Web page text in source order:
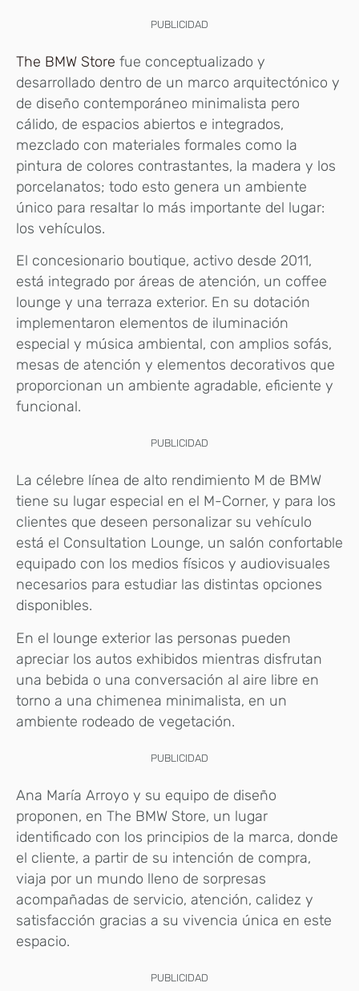
PUBLICIDAD
The BMW Store fue conceptualizado y
desarrollado dentro de un marco arquitectónico y
de diseño contemporáneo minimalista pero
cálido, de espacios abiertos e integrados,
mezclado con materiales formales como la
pintura de colores contrastantes, la madera y los
porcelanatos; todo esto genera un ambiente
único para resaltar lo más importante del lugar:
los vehículos.
El concesionario boutique, activo desde 2011,
está integrado por áreas de atención, un coffee
lounge y una terraza exterior. En su dotación
implementaron elementos de iluminación
especial y música ambiental, con amplios sofás,
mesas de atención y elementos decorativos que
proporcionan un ambiente agradable, eficiente y
funcional.
PUBLICIDAD
La célebre línea de alto rendimiento M de BMW
tiene su lugar especial en el M-Corner, y para los
clientes que deseen personalizar su vehículo
está el Consultation Lounge, un salón confortable
equipado con los medios físicos y audiovisuales
necesarios para estudiar las distintas opciones
disponibles.
En el lounge exterior las personas pueden
apreciar los autos exhibidos mientras disfrutan
una bebida o una conversación al aire libre en
torno a una chimenea minimalista, en un
ambiente rodeado de vegetación.
PUBLICIDAD
Ana María Arroyo y su equipo de diseño
proponen, en The BMW Store, un lugar
identificado con los principios de la marca, donde
el cliente, a partir de su intención de compra,
viaja por un mundo lleno de sorpresas
acompañadas de servicio, atención, calidez y
satisfacción gracias a su vivencia única en este
espacio.
PUBLICIDAD